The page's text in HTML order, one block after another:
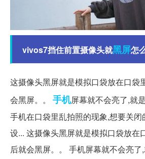
vivos7挡住前置摄像头就黑屏怎
这摄像头黑屏就是模拟口袋放在口袋
会黑屏。。 手机屏幕就不会亮了,就
手机在口袋里乱拍照的现象,想要关
设... 这摄像头黑屏就是模拟口袋放在
后就会黑屏。。 手机屏幕就不会亮